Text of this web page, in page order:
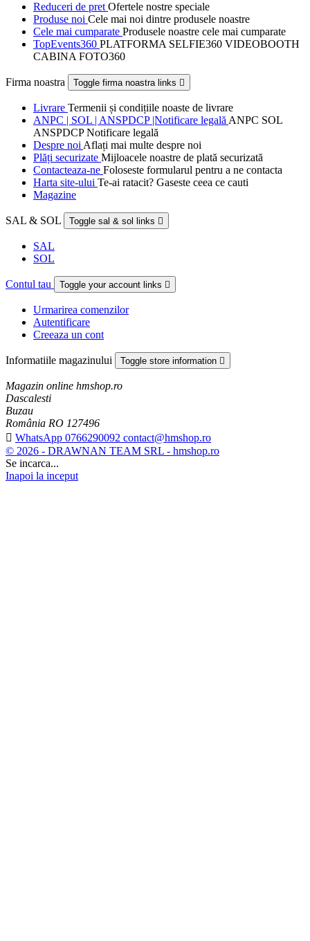
Reduceri de pret Ofertele nostre speciale
Produse noi Cele mai noi dintre produsele noastre
Cele mai cumparate Produsele noastre cele mai cumparate
TopEvents360 PLATFORMA SELFIE360 VIDEOBOOTH
CABINA FOTO360
Firma noastra Toggle firma noastra links 
Livrare Termenii și condițiile noaste de livrare
ANPC | SOL | ANSPDCP |Notificare legală ANPC SOL
ANSPDCP Notificare legală
Despre noi Aflați mai multe despre noi
Plăți securizate Mijloacele noastre de plată securizată
Contacteaza-ne Foloseste formularul pentru a ne contacta
Harta site-ului Te-ai ratacit? Gaseste ceea ce cauti
Magazine
SAL & SOL Toggle sal & sol links 
SAL
SOL
Contul tau Toggle your account links 
Urmarirea comenzilor
Autentificare
Creeaza un cont
Informatiile magazinului Toggle store information 
Magazin online hmshop.ro
Dascalesti
Buzau
România RO 127496
 WhatsApp 0766290092 contact@hmshop.ro
© 2026 - DRAWNAN TEAM SRL - hmshop.ro
Se incarca...
Inapoi la inceput